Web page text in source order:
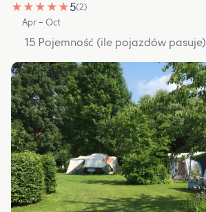
★ ★ ★ ★ ★5(2)
Apr – Oct
15 Pojemność (ile pojazdów pasuje)